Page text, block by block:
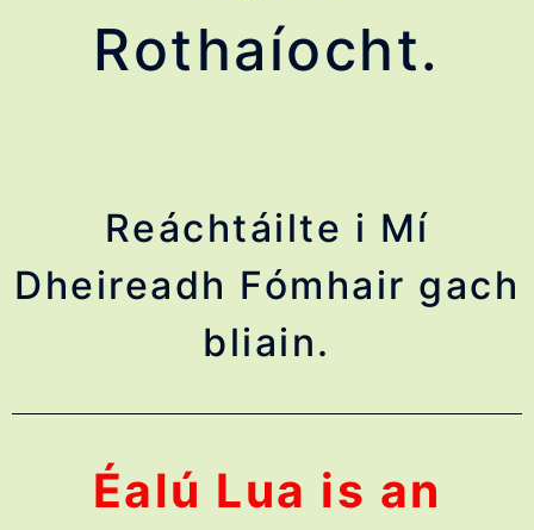
Rothaíocht.
Reáchtáilte i Mí
Dheireadh Fómhair gach
bliain.
Éalú Lua is an